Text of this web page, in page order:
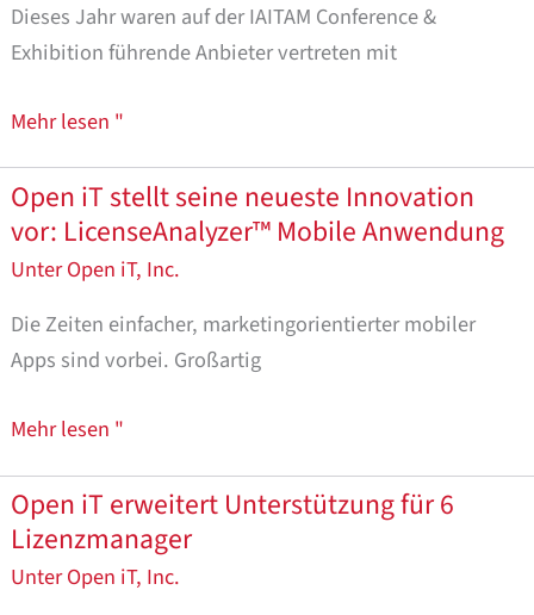
Dieses Jahr waren auf der IAITAM Conference &
Exhibition führende Anbieter vertreten mit
SAM
Mehr lesen "
Open iT stellt seine neueste Innovation
vor: LicenseAnalyzer™ Mobile Anwendung
UnterOpen iT, Inc.
Die Zeiten einfacher, marketingorientierter mobiler
Apps sind vorbei. Großartig
Open
iT
stellt
neueste
Innovation
LicenseAnalyzer™
Mobile
Application
Mehr lesen "
Open iT erweitert Unterstützung für 6
Lizenzmanager
UnterOpen iT, Inc.
Open
iT
ergänzt